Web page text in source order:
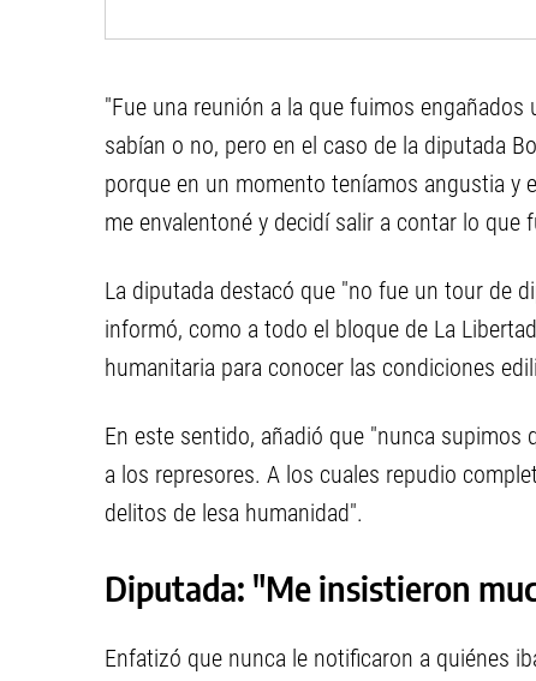
"Fue una reunión a la que fuimos
sabían o no, pero en el caso de la diputada
porque en un momento teníamos angustia y
me envalentoné y decidí salir a contar lo que
La diputada destacó que "no fue un tour de
informó, como a todo el bloque de La
humanitaria para conocer las condiciones
En este sentido, añadió que "nunca supimos
a los represores. A los cuales repudio
delitos de lesa humanidad".
Diputada: "Me insistieron
Enfatizó que nunca le notificaron a quiénes